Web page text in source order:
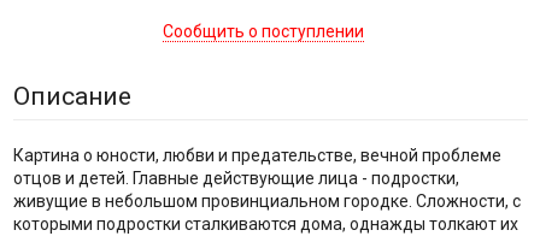
Сообщить о поступлении
Описание
Картина о юности, любви и предательстве, вечной проблеме
отцов и детей. Главные действующие лица - подростки,
живущие в небольшом провинциальном городке. Сложности, с
которыми подростки сталкиваются дома, однажды толкают их